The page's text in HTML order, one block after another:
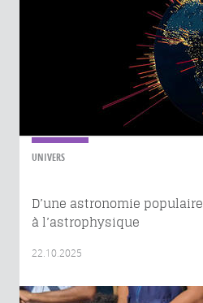
UNIVERS
D’une astronomie populaire
à l’astrophysique
22.10.2025